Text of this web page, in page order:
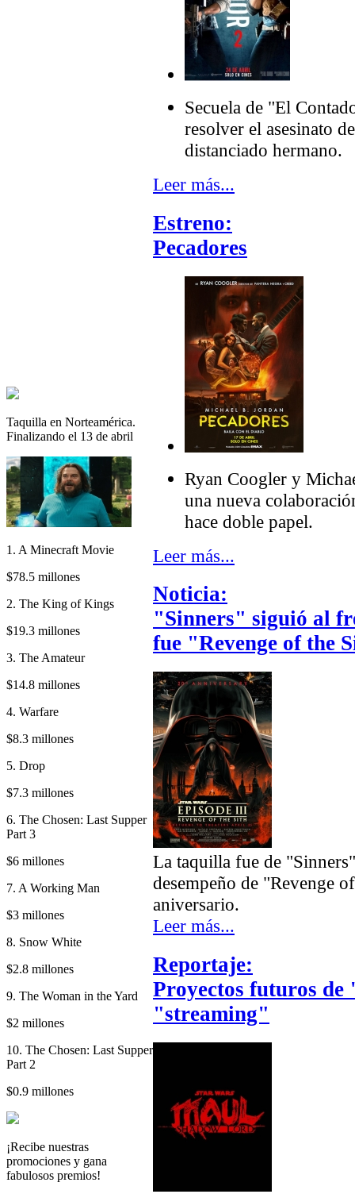
Taquilla en Norteamérica.
Finalizando el 13 de abril
1. A Minecraft Movie
$78.5 millones
2. The King of Kings
$19.3 millones
3. The Amateur
$14.8 millones
4. Warfare
$8.3 millones
5. Drop
$7.3 millones
6. The Chosen: Last Supper
Part 3
$6 millones
7. A Working Man
$3 millones
8. Snow White
$2.8 millones
9. The Woman in the Yard
$2 millones
10. The Chosen: Last Supper
Part 2
$0.9 millones
¡Recibe nuestras
promociones y gana
fabulosos premios!
Secuela de "El
resolver el asesinato
distanciado hermano.
Leer más...
Estreno:
Pecadores
Ryan Coogler y
una nueva
hace doble papel.
Leer más...
Noticia:
"Sinners" siguió al
fue "Revenge of the
La taquilla fue de
desempeño de "Revenge
aniversario.
Leer más...
Reportaje:
Proyectos futuros
"streaming"